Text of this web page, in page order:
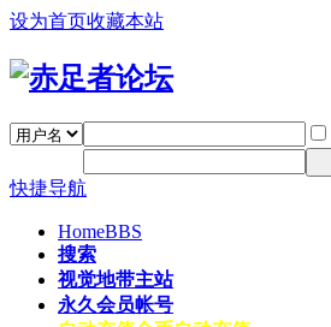
设为首页收藏本站
快捷导航
HomeBBS
搜索
视觉地带主站
永久会员帐号